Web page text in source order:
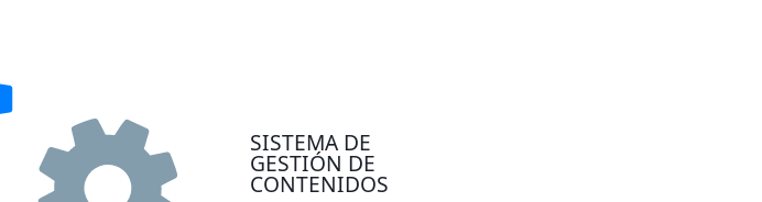
SISTEMA DE
GESTIÓN DE
CONTENIDOS